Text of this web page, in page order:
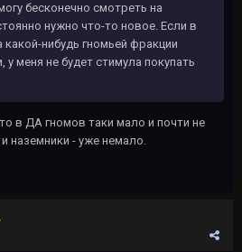
бесконечно смотреть на
нужно что-то новое. Если в
какой-нибудь гномьей фракции
у меня не будет стимула покупать
в ДА гномов таки мало и почти не
наземники - уже немало.